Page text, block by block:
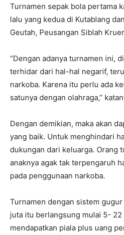
Turnamen sepak bola pertama
lalu yang kedua di Kutablang
Geutah, Peusangan Siblah
“Dengan adanya turnamen ini,
terhidar dari hal-hal negarif,
narkoba. Karena itu perlu ada
satunya dengan olahraga,”
Dengan demikian, maka akan
yang baik. Untuk menghindari
dukungan dari keluarga. Orang
anaknya agak tak terpengaruh
pada penggunaan narkoba.
Turnamen dengan sistem
juta itu berlangsung mulai 5- 22
mendapatkan piala plus uang